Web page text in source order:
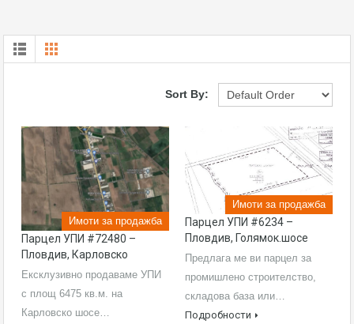
Sort By:
Имоти за продажба
парцел УПИ #72480 –
Пловдив, Карловско
Ексклузивно продаваме УПИ
с площ 6475 кв.м. на
Карловско шосе…
Имоти за продажба
парцел УПИ #6234 –
Пловдив, Голямок.шосе
Предлага ме ви парцел за
промишлено строителство,
складова база или…
Подробности